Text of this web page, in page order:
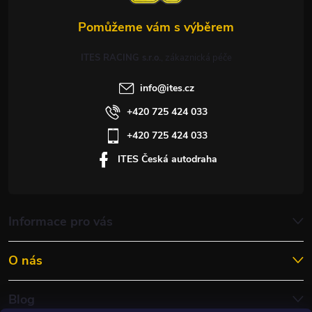
Informace pro vás
O nás
Blog
ITES RACING s.r.o.
info@ites.cz
+420 725 424 033
+420 725 424 033
ITES Česká autodraha